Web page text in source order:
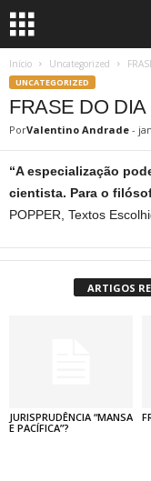
Início Uncategorized
UNCATEGORIZED
FRASE DO DIA
PorValentino Andrade -
“A especialização
cientista. Para o
POPPER, Textos
ARTIGOS
JURISPRUDÊNCIA “MANSA
E PACÍFICA”?